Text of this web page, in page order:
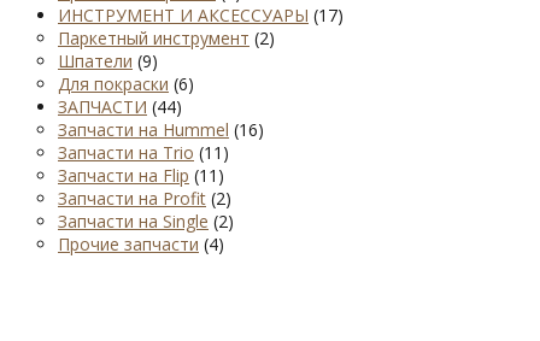
ИНСТРУМЕНТ И АКСЕССУАРЫ (17)
Паркетный инструмент (2)
Шпатели (9)
Для покраски (6)
ЗАПЧАСТИ (44)
Запчасти на Hummel (16)
Запчасти на Trio (11)
Запчасти на Flip (11)
Запчасти на Profit (2)
Запчасти на Single (2)
Прочие запчасти (4)